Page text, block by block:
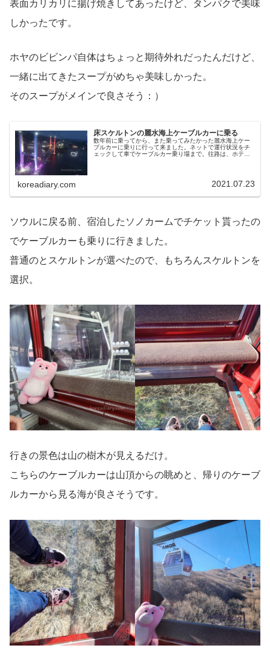
表面カリカリに揚げ焼きしてあったけど、タンパクで美味
しかったです。
ホヤのビビンパ自体はちょっと期待外れだったんだけど、
一緒に出てきたスープがめちゃ美味しかった。
そのスープがメインで良さそう：）
床スケルトンの麗水海上ケーブルカーに乗る
数年前に乗ってから、また乗ってみたかった麗水海上ケー
ブルカーに乗りに行って来ました。ネットで運行状況をチ
ェックして車でケーブルカー乗り場まで。往路は、ホテル
koreadiary.com 2021.07.23
ソウルに戻る前、宿泊したソノカームでチケット貰ったの
でケーブルカーも乗りに行きました。
普通のとスケルトンが選べたので、もちろんスケルトンを
選択。
行きの景色は山の樹木が見えるだけ。
こちらのケーブルカーは山頂からの眺めと、帰りのケーブ
ルカーから見る海が良さそうです。